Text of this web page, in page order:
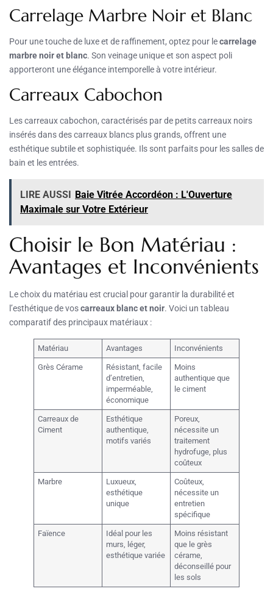
Carrelage Marbre Noir et Blanc
Pour une touche de luxe et de raffinement, optez pour lecarrelage
marbre noir et blanc. Son veinage unique et son aspect poli
apporteront une élégance intemporelle à votre intérieur.
Carreaux Cabochon
Les carreaux cabochon, caractérisés par de petits carreaux noirs
insérés dans des carreaux blancs plus grands, offrent une
esthétique subtile et sophistiquée. Ils sont parfaits pour les salles de
bain et les entrées.
LIRE AUSSI Baie Vitrée Accordéon : L'Ouverture
Maximale sur Votre Extérieur
Choisir le Bon Matériau :
Avantages et Inconvénients
Le choix du matériau est crucial pour garantir la durabilité et
l’esthétique de voscarreaux blanc et noir. Voici un tableau
comparatif des principaux matériaux :
Matériau Avantages Inconvénients
Grès Cérame
Résistant, facile
d’entretien,
imperméable,
économique
Moins
authentique que
le ciment
Carreaux de
Ciment
Esthétique
authentique,
motifs variés
Poreux,
nécessite un
traitement
hydrofuge, plus
coûteux
Marbre
Luxueux,
esthétique
unique
Coûteux,
nécessite un
entretien
spécifique
Faïence
Idéal pour les
murs, léger,
esthétique variée
Moins résistant
que le grès
cérame,
déconseillé pour
les sols